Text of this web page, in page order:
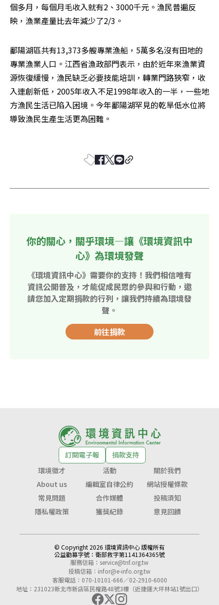
個多月，每個月毛收入就有2、3000千元。漁民普遍反
映，漁業產量比去年減少了2/3。
鄱陽湖區共有13,373多艘專業漁船，5萬多名沒有田地的
專業漁業人口。江西省漁政部門表示，由於近年來漁業資
源恢復緩慢，漁民缺乏必要技能培訓，轉業門路狹窄，收
入連創新低，2005年收入不足1998年收入的一半，一些地
方漁民生活已陷入困境。今年鄱陽湖罕見的乾旱低水位將
導致漁民生產生活更為困難。
你的關心，關乎環境—讓《環境資訊中
心》為環境發聲
《環境資訊中心》需要你的支持！我們相信唯有
資訊公開普及，才能促成民眾的參與和行動，邀
請您加入定期捐款的行列，讓我們持續為環境發
聲。
前往捐款
訂閱電子報
捐款支持
環境徵才
活動
關於我們
About us
編輯室自律公約
網站授權條款
常見問題
合作媒體
投稿須知
隱私權政策
獲獎紀錄 意見回饋
© Copyright 2026 環境資訊中心 版權所有
公益勸募字號： 衛部救字第1141364365號
服務信箱： service@tnf.org.tw
投稿信箱： infor@e-info.org.tw
客服電話：070-10101-666／02-2910-6000
地址：231023新北市新店區民權路48號3樓（近捷運大坪林站1號出口）